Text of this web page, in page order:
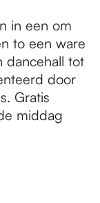
in een om
to een ware
dancehall tot
door
Gratis
middag